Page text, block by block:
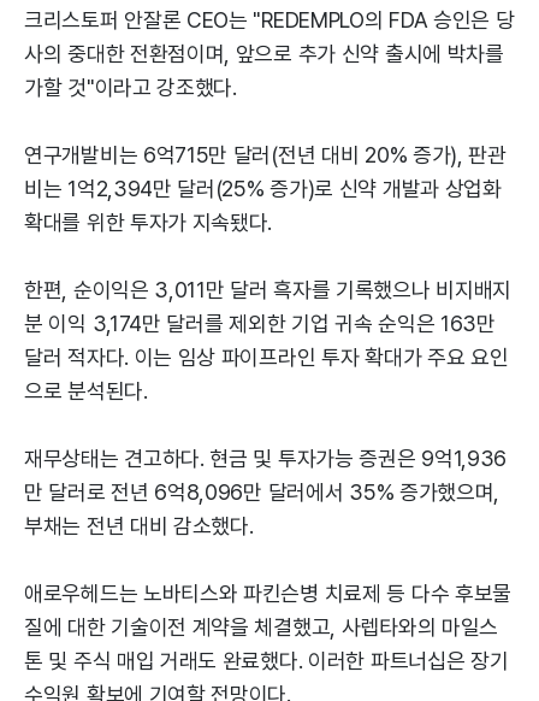
크리스토퍼 안잘론 CEO는 "REDEMPLO의 FDA 승인은 당
사의 중대한 전환점이며, 앞으로 추가 신약 출시에 박차를
가할 것"이라고 강조했다.
연구개발비는 6억715만 달러(전년 대비 20% 증가), 판관
비는 1억2,394만 달러(25% 증가)로 신약 개발과 상업화
확대를 위한 투자가 지속됐다.
한편, 순이익은 3,011만 달러 흑자를 기록했으나 비지배지
분 이익 3,174만 달러를 제외한 기업 귀속 순익은 163만
달러 적자다. 이는 임상 파이프라인 투자 확대가 주요 요인
으로 분석된다.
재무상태는 견고하다. 현금 및 투자가능 증권은 9억1,936
만 달러로 전년 6억8,096만 달러에서 35% 증가했으며,
부채는 전년 대비 감소했다.
애로우헤드는 노바티스와 파킨슨병 치료제 등 다수 후보물
질에 대한 기술이전 계약을 체결했고, 사렙타와의 마일스
톤 및 주식 매입 거래도 완료했다. 이러한 파트너십은 장기
수익원 확보에 기여할 전망이다.